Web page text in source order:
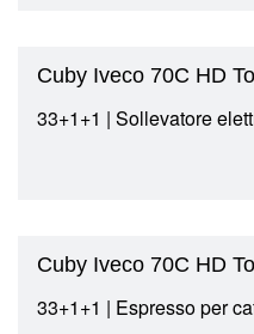
Cuby Iveco 70C HD
33+1+1 | Sollevatore
Cuby Iveco 70C HD
33+1+1 | Espresso per